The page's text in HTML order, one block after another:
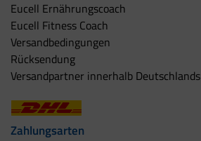
Eucell Ernährungscoach
Eucell Fitness Coach
Versandbedingungen
Rücksendung
Versandpartner innerhalb Deutschlands
Zahlungsarten